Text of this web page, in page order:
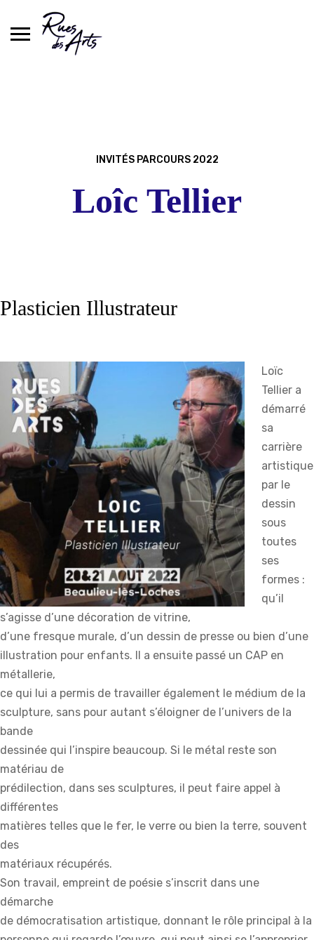
INVITÉS PARCOURS 2022
Loîc Tellier
Plasticien Illustrateur
Loïc
Tellier a
démarré
sa
carrière
artistique
par le
dessin
sous
toutes
ses
formes :
qu’il
s’agisse d’une décoration de vitrine,
d’une fresque murale, d’un dessin de presse ou bien d’une
illustration pour enfants. Il a ensuite passé un CAP en
métallerie,
ce qui lui a permis de travailler également le médium de la
sculpture, sans pour autant s’éloigner de l’univers de la
bande
dessinée qui l’inspire beaucoup. Si le métal reste son
matériau de
prédilection, dans ses sculptures, il peut faire appel à
différentes
matières telles que le fer, le verre ou bien la terre, souvent
des
matériaux récupérés.
Son travail, empreint de poésie s’inscrit dans une
démarche
de démocratisation artistique, donnant le rôle principal à la